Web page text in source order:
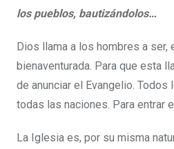
los pueblos, bautizándolos…
Dios llama a los hombres a
bienaventurada. Para que esta
de anunciar el Evangelio.
todas las naciones. Para entrar
La Iglesia es, por su misma